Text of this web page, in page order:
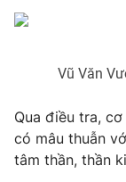
Chất lượng cuộc
Học trực tuyến
Sản phẩm
Thị trường
Tư vấn
Lịch phát sóng
Vũ Văn
Qua điều tra,
có mâu thuẫn
tâm thần, thần